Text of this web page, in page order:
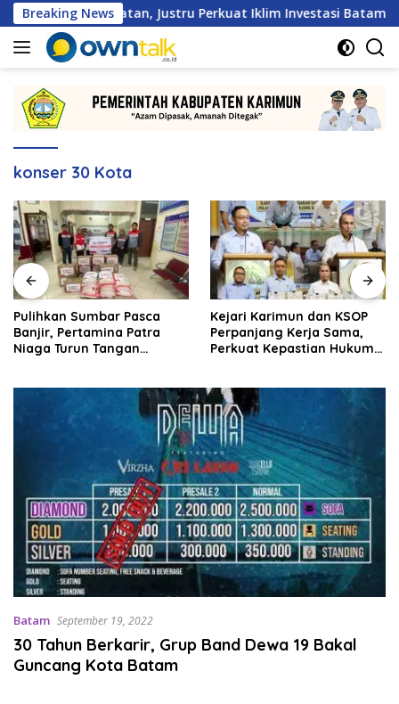
Langsung
ke
konten
Breaking News
Hambatan, Justru Perkuat Iklim Investasi Batam
konser 30 Kota
Pulihkan Sumbar Pasca
Banjir, Pertamina Patra
Niaga Turun Tangan
Kejari Karimun dan KSOP
Perpanjang Kerja Sama,
Perkuat Kepastian Hukum
Batam September 19, 2022
30 Tahun Berkarir, Grup Band Dewa 19 Bakal
Guncang Kota Batam